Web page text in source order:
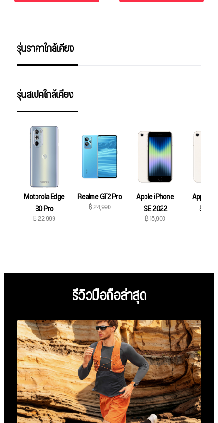
รุ่นราคาใกล้เคียง
รุ่นสเปคใกล้เคียง
Motorola Edge
30 Pro
฿ 22,999
Realme GT2 Pro
฿ 24,990
Apple iPhone
SE 2022
฿ 15,900
Apple
SE
฿
รีวิวมือถือล่าสุด